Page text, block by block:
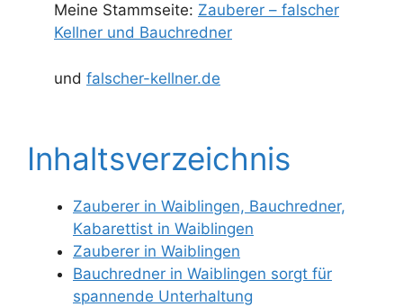
Meine Stammseite: Zauberer – falscher
Kellner und Bauchredner
und falscher-kellner.de
Inhaltsverzeichnis
Zauberer in Waiblingen, Bauchredner,
Kabarettist in Waiblingen
Zauberer in Waiblingen
Bauchredner in Waiblingen sorgt für
spannende Unterhaltung